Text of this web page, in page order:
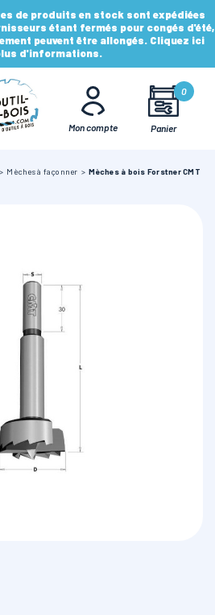
de produits en stock sont expédiées
étant fermés pour congés d'été,
peuvent être allongés. Cliquez ici
d'informations.
Mon compte Panier
0
FRAISES & FORETS
LAMES & DISQUES
OUTILS DE TOUPIE
Mèches à façonner
Mèches à bois Forstner CMT